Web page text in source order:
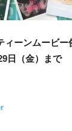
ィーンムービ
⽇（⾦）まで